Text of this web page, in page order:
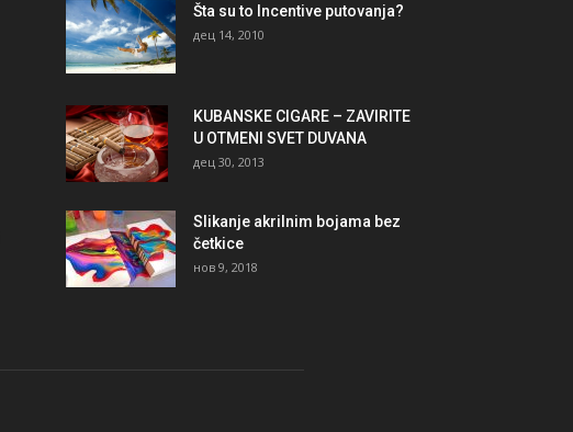
Šta su to Incentive putovanja?
дец 14, 2010
KUBANSKE CIGARE – ZAVIRITE
U OTMENI SVET DUVANA
дец 30, 2013
Slikanje akrilnim bojama bez
četkice
нов 9, 2018